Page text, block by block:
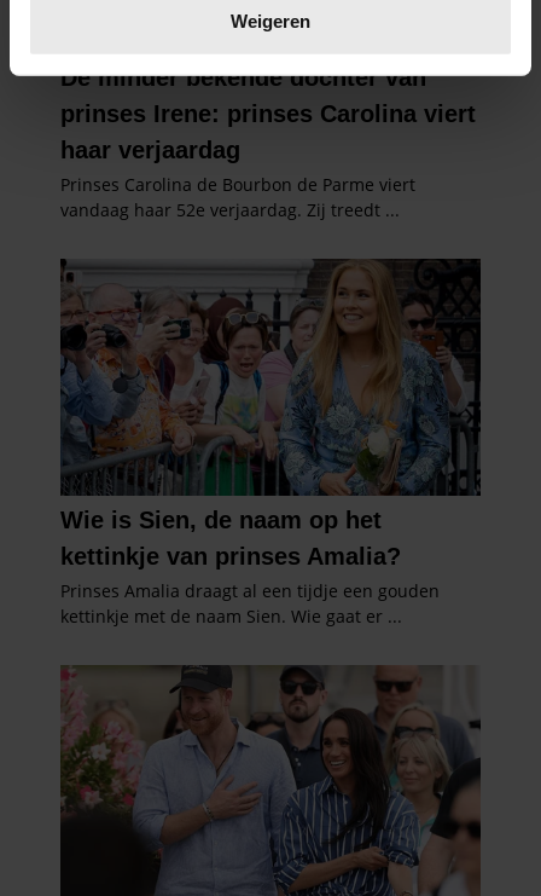
verwerkt en stel uw voorkeuren in het
intrekken in de Cookieverklaring.
We gebruiken cookies om content en advertenties te
personaliseren, om functies voor social media te bieden
en om ons websiteverkeer te analyseren. Ook delen we
informatie over uw gebruik van onze site met onze
partners kunnen deze gegevens combineren met andere
informatie die u aan ze heeft verstrekt of die ze hebben
verzameld op basis van uw gebruik van hun services. U
gaat akkoord met onze cookies als u onze website blijft
gebruiken.
Weigeren